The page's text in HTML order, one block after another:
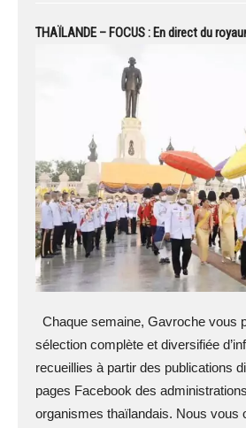
THAÏLANDE – FOCUS : En direct du
Chaque semaine, Gavroche vous
sélection complète et diversifiée
recueillies à partir des publications
pages Facebook des
organismes thaïlandais. Nous vous